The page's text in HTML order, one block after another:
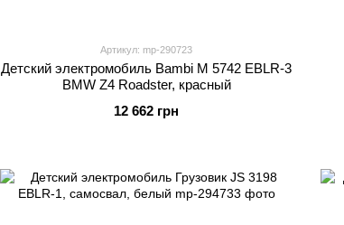
Артикул: mp-290723
Детский электромобиль Bambi M 5742 EBLR-3
BMW Z4 Roadster, красный
12 662 грн